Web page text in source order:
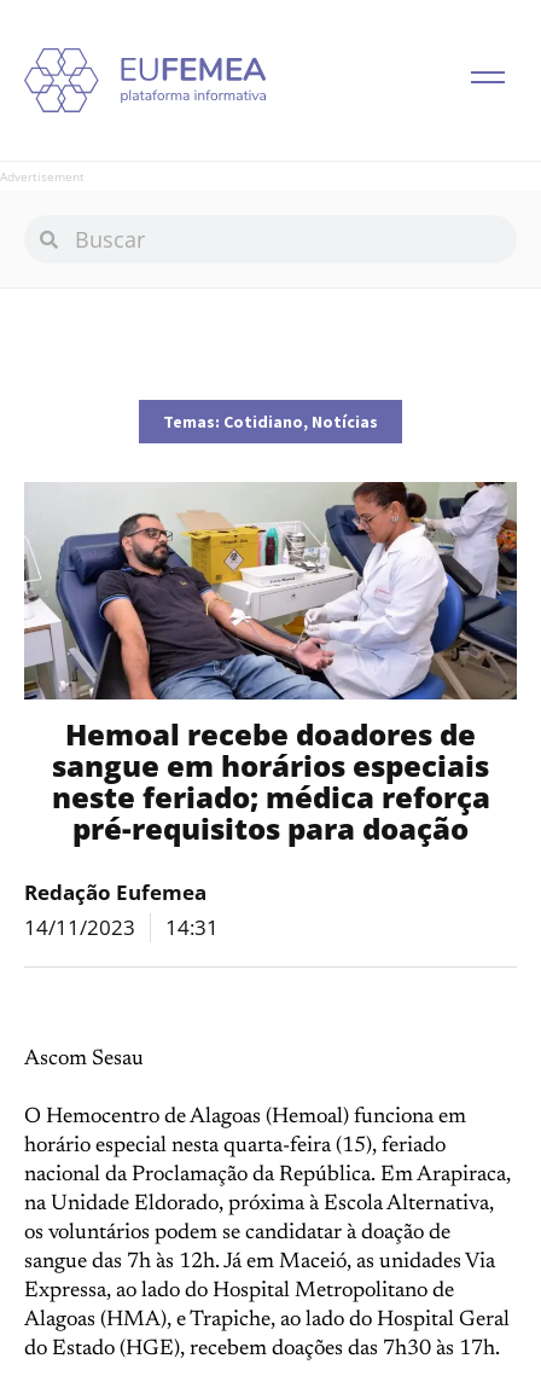
Advertisement
Temas: Cotidiano, Notícias
Hemoal recebe doadores de
sangue em horários especiais
neste feriado; médica reforça
pré-requisitos para doação
Redação Eufemea
14/11/2023
14:31
Ascom Sesau
O Hemocentro de Alagoas (Hemoal) funciona em
horário especial nesta quarta-feira (15), feriado
nacional da Proclamação da República. Em Arapiraca,
na Unidade Eldorado, próxima à Escola Alternativa,
os voluntários podem se candidatar à doação de
sangue das 7h às 12h. Já em Maceió, as unidades Via
Expressa, ao lado do Hospital Metropolitano de
Alagoas (HMA), e Trapiche, ao lado do Hospital Geral
do Estado (HGE), recebem doações das 7h30 às 17h.